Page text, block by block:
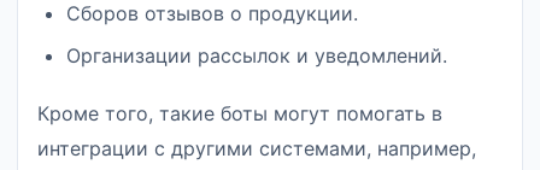
Сборов отзывов о продукции.
Организации рассылок и уведомлений.
Кроме того, такие боты могут помогать в
интеграции с другими системами, например,